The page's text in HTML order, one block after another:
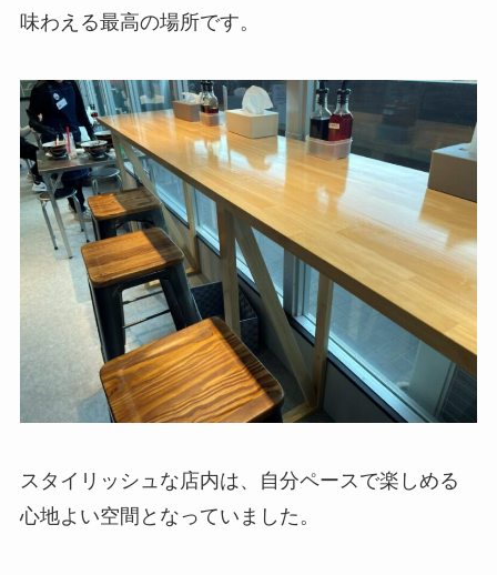
味わえる最高の場所です。
スタイリッシュな店内は、自分ペースで楽しめる
心地よい空間となっていました。